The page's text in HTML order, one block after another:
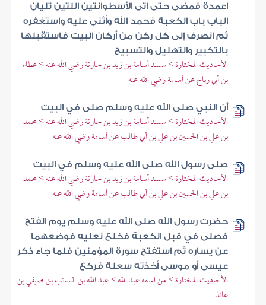
أعمدة فمضى حتى أتى الأسطوانتين اللتين تليان
الباب باب الكعبة فحمد الله وأثنى عليه واستغفره
ثم انصرف إلى كل ركن من أركان البيت فاستقبلها
بالتكبير والتهليل والتسبيح
الأحاديث المختارة > مسند أسامة بن زيد بن حارثة رضي الله عنه > عطاء
بن أبي رباح عن أسامة رضي الله عنه
أن النبي صلى الله عليه وسلم صلى في البيت
الأحاديث المختارة > مسند أسامة بن زيد بن حارثة رضي الله عنه > محمد
بن علي بن الحسين بن علي بن أبي طالب عن أسامة رضي الله عنه
صلى رسول الله صلى الله عليه وسلم في البيت
الأحاديث المختارة > مسند أسامة بن زيد بن حارثة رضي الله عنه > محمد
بن علي بن الحسين بن علي بن أبي طالب عن أسامة رضي الله عنه
حضرت رسول الله صلى الله عليه وسلم يوم الفتح
فصلى في قبل الكعبة فخلع نعليه فوضعهما
عن يساره ثم استفتح سورة المؤمنين فلما جاء ذكر
عيسى أو موسى أخذته سعلة فركع
الأحاديث المختارة > من اسمه عبد الله > عبد الله بن السائب بن صيفي بن
عائذ